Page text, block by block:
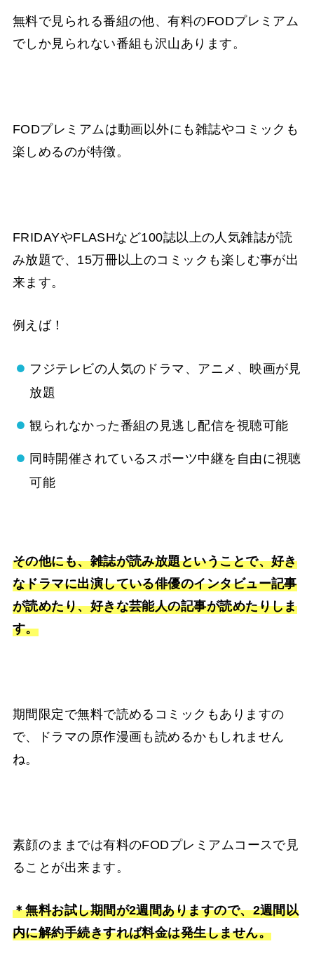
無料で見られる番組の他、有料のFODプレミアム
でしか見られない番組も沢山あります。
FODプレミアムは動画以外にも雑誌やコミックも
楽しめるのが特徴。
FRIDAYやFLASHなど100誌以上の人気雑誌が読
み放題で、15万冊以上のコミックも楽しむ事が出
来ます。
例えば！
フジテレビの人気のドラマ、アニメ、映画が見
放題
観られなかった番組の見逃し配信を視聴可能
同時開催されているスポーツ中継を自由に視聴
可能
その他にも、雑誌が読み放題ということで、好き
なドラマに出演している俳優のインタビュー記事
が読めたり、好きな芸能人の記事が読めたりしま
す。
期間限定で無料で読めるコミックもありますの
で、ドラマの原作漫画も読めるかもしれません
ね。
素顔のままでは有料のFODプレミアムコースで見
ることが出来ます。
＊無料お試し期間が2週間ありますので、2週間以
内に解約手続きすれば料金は発生しません。